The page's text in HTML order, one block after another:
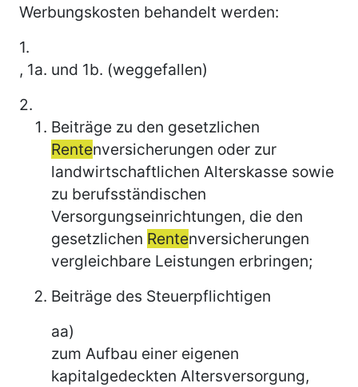
Werbungskosten behandelt werden:
1.
, 1a. und 1b. (weggefallen)
2.
Beiträge zu den gesetzlichen
Rentenversicherungen oder zur
landwirtschaftlichen Alterskasse sowie
zu berufsständischen
Versorgungseinrichtungen, die den
gesetzlichen Rentenversicherungen
vergleichbare Leistungen erbringen;
Beiträge des Steuerpflichtigen
aa)
zum Aufbau einer eigenen
kapitalgedeckten Altersversorgung,